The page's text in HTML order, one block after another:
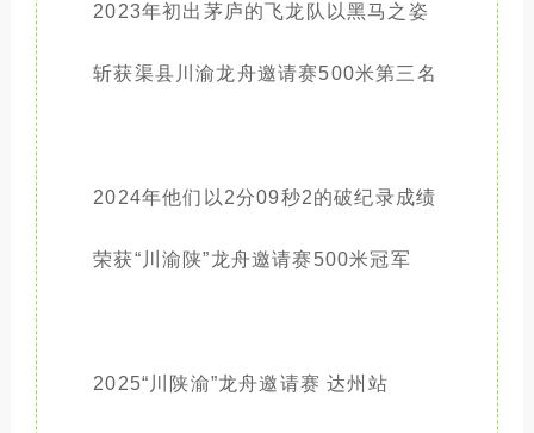
2023年初出茅庐的飞龙队以黑马之姿
斩获渠县川渝龙舟邀请赛500米第三名
2024年他们以2分09秒2的破纪录成绩
荣获“川渝陕”龙舟邀请赛500米冠军
2025“川陕渝”龙舟邀请赛 达州站